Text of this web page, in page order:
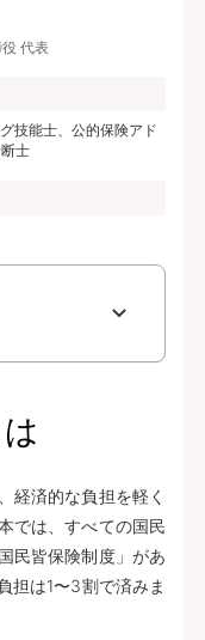
％)、総合先進医療特約付
則付き、三大疾病支払日数
療特約は10年） | 保険料
集文書番号：AFH277-
代表
技能士、公的保険アド
士
経済的な負担を軽く
では、すべての国民
民皆保険制度」があ
担は1〜3割で済みま